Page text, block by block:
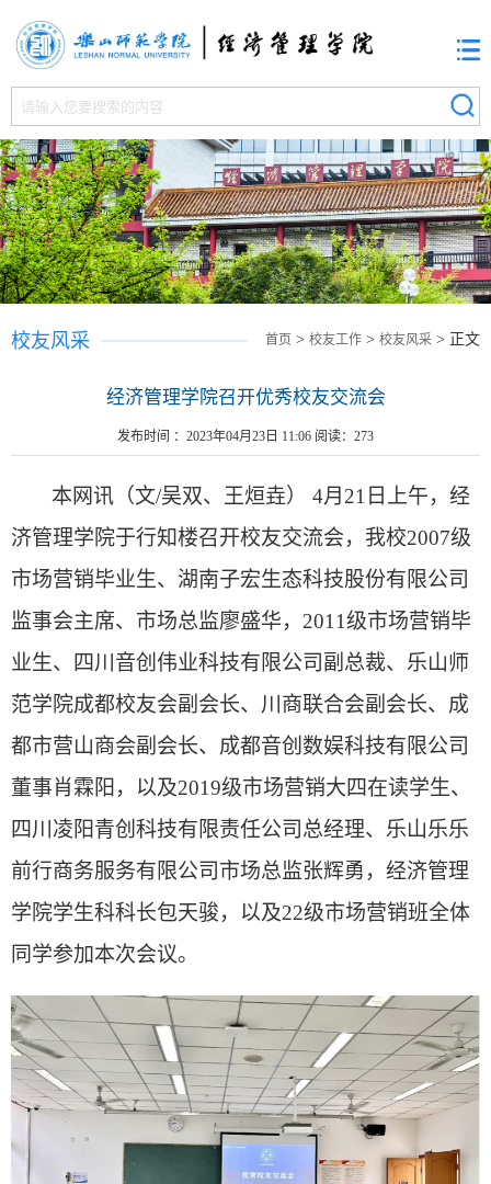
首页 > 校友工作 > 校友风采 > 正文
校友风采
经济管理学院召开优秀校友交流会
发布时间 ：2023年04月23日 11:06 阅读： 273
本网讯（文/吴双、王烜垚） 4月 21 日上午，经
济管理学院于行知楼召开校友交流会，我校2007级
市场营销毕业生、湖南子宏生态科技股份有限公司
监事会主席、市场总监廖盛华， 2011级市场营销毕
业生、四川音创伟业科技有限公司副总裁、 乐山师
范学院成都校友会副会长、川商联合会副会长、成
都市营山商会副会长、 成都音创数娱科技有限公司
董事肖霖阳，以及2019级市场营销大四在读学生、
四川凌阳青创科技有限责任公司总经理、 乐山乐乐
前行商务服务有限公司市场总监张辉勇，经济管理
学院学生科科长包天骏，以及22级市场营销班全体
同学参加本次会议。